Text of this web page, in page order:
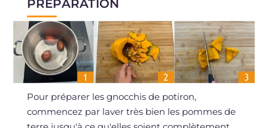
PRÉPARATION
Pour préparer les gnocchis de potiron,
commencez par laver très bien les pommes de